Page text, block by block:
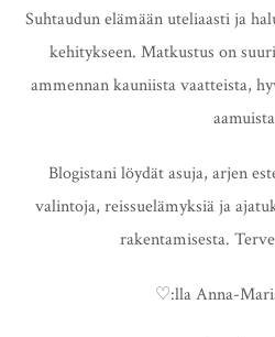
Suhtaudun elämään uteliaasti ja
kehitykseen. Matkustus on
ammennan kauniista vaatteista,
Blogistani löydät asuja, arjen
valintoja, reissuelämyksiä ja
rakentamisesta.
♡:lla Anna-